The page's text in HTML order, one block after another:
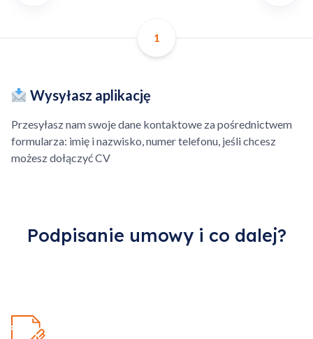
Możliwość nałożenia marży
własnym zakresie.
Dodatkowo płatna
kilometrówka, ponad
Możliwość zamówienia
1
Wysyłasz aplikację
Przesyłasz nam swoje dane kontaktowe za pośrednictwem
formularza: imię i nazwisko, numer telefonu, jeśli chcesz
możesz dołączyć CV
Podpisanie umowy i co dalej?
Przejdź do koszyka